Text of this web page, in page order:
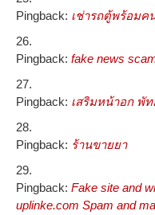
Pingback: เช่ารถตู้พร้อมค
Pingback: fake news
Pingback: เสริมหน้าอก พัท
Pingback: ร้านขายยา
Pingback: Fake site and
uplinke.com Spam and